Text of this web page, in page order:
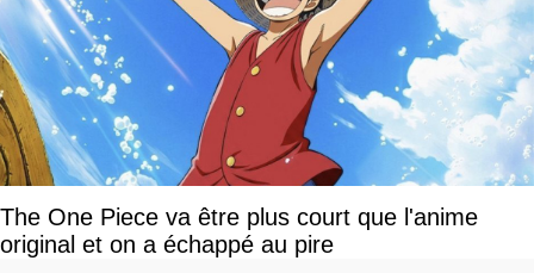
The One Piece va être plus court que l'anime
original et on a échappé au pire